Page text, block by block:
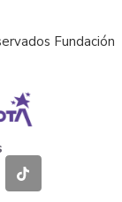
Fundación